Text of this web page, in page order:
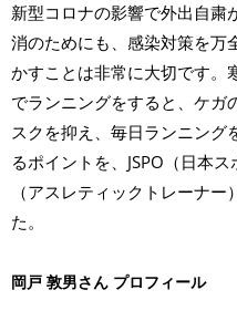
新型コロナの影響で外出自粛
消のためにも、感染対策を万
かすことは非常に大切です。
でランニングをすると、ケガ
スクを抑え、毎日ランニング
るポイントを、JSPO（日本
（アスレティックトレーナ
た。
岡戸 敦男さん プロフィール